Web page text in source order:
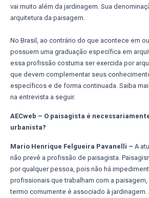
vai muito além da jardinagem. Sua
arquitetura da paisagem.
No Brasil, ao contrário do que acontece em
possuem uma graduação específica em
essa profissão costuma ser exercida por
que devem complementar seus
específicos e de forma continuada. Saiba
na entrevista a seguir.
AECweb – O paisagista é
urbanista?
Mario Henrique Felgueira Pavanelli – A
não prevê a profissão de paisagista.
por qualquer pessoa, pois não há
profissionais que trabalham com a
termo comumente é associado à jardinagem.